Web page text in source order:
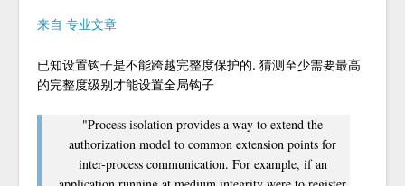
来自 专业文章
已知设置钩子是不能跨越完整度保护的. 猜测至少需要最高
的完整度级别才能设置全局钩子
"Process isolation provides a way to extend the
authorization model to common extension points for
inter-process communication. For example, if an